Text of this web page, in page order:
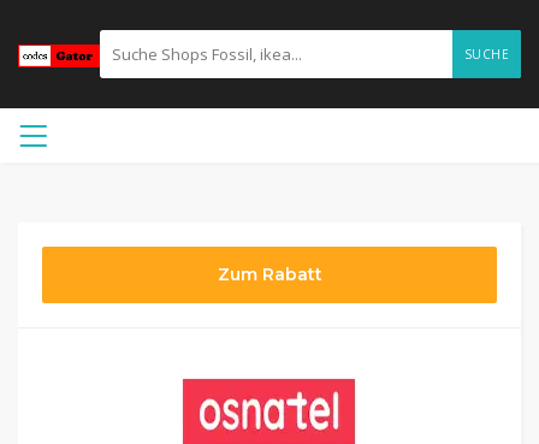
SUCHE
Zum Rabatt